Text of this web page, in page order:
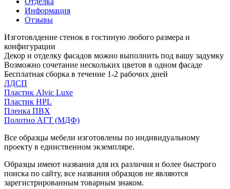
Информация
Отзывы
Изготовлдение стенок в гостиную любого размера и
конфигурации
Декор и отделку фасадов можно выполнить под вашу задумку
Возможно сочетание нескольких цветов в одном фасаде
Бесплатная сборка в течение 1-2 рабочих дней
ЛДСП
Пластик Alvic Luxe
Пластик HPL
Пленка ПВХ
Полотно АГТ (МДФ)
Все образцы мебели изготовлены по индивидуальному
проекту в единственном экземпляре.
Образцы имеют названия для их различия и более быстрого
поиска по сайту, все названия образцов не являются
зарегистрированным товарным знаком.